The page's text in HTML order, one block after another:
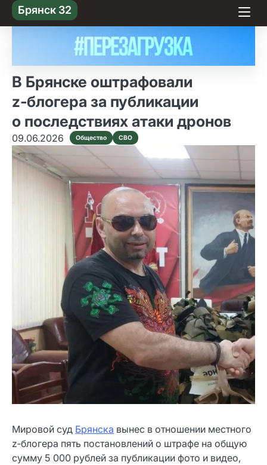
Skip
to content
Брянск 32
В Брянске оштрафовали
z‑блогера за публикации
о последствиях атаки дронов
09.06.2026 Общество СВО
Мировой суд Брянска вынес в отношении местного
z‑блогера пять постановлений о штрафе на общую
сумму 5 000 рублей за публикации фото и видео,